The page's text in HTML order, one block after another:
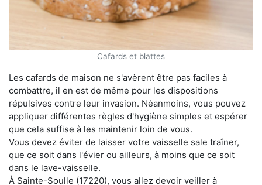
Cafards et blattes
Les cafards de maison ne s'avèrent être pas faciles à
combattre, il en est de même pour les dispositions
répulsives contre leur invasion. Néanmoins, vous pouvez
appliquer différentes règles d'hygiène simples et espérer
que cela suffise à les maintenir loin de vous.
Vous devez éviter de laisser votre vaisselle sale traîner,
que ce soit dans l'évier ou ailleurs, à moins que ce soit
dans le lave-vaisselle.
À Sainte-Soulle (17220), vous allez devoir veiller à